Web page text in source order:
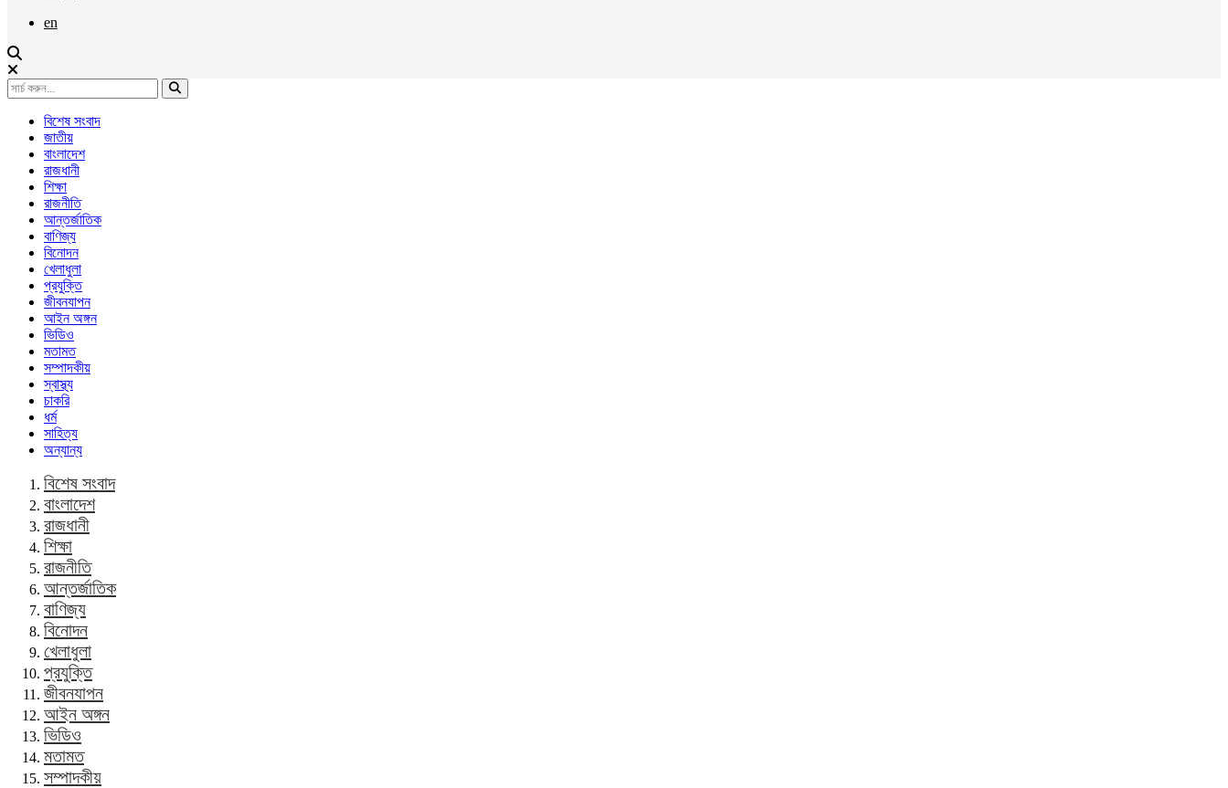
en
বিশেষ সংবাদ
জাতীয়
বাংলাদেশ
রাজধানী
শিক্ষা
রাজনীতি
আন্তর্জাতিক
বাণিজ্য
বিনোদন
খেলাধুলা
প্রযুক্তি
জীবনযাপন
আইন অঙ্গন
ভিডিও
মতামত
সম্পাদকীয়
স্বাস্থ্য
চাকরি
ধর্ম
সাহিত্য
অন্যান্য
বিশেষ সংবাদ
বাংলাদেশ
রাজধানী
শিক্ষা
রাজনীতি
আন্তর্জাতিক
বাণিজ্য
বিনোদন
খেলাধুলা
প্রযুক্তি
জীবনযাপন
আইন অঙ্গন
ভিডিও
মতামত
সম্পাদকীয়